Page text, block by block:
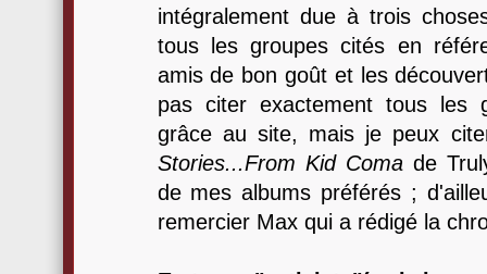
intégralement due à trois
tous les groupes cités en
amis de bon goût et les
pas citer exactement tous les
grâce au site, mais je peux
Stories...From Kid Comade
de mes albums préférés ;
remercier Max qui a rédigé la